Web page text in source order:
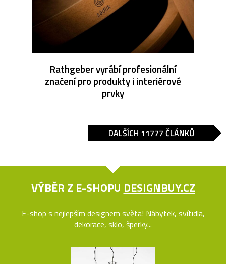
Rathgeber vyrábí profesionální
značení pro produkty i interiérové
prvky
DALŠÍCH 11777 ČLÁNKŮ
VÝBĚR Z E-SHOPU DESIGNBUY.CZ
E-shop s nejlepším designem světa! Nábytek, svítidla,
dekorace, sklo, šperky...